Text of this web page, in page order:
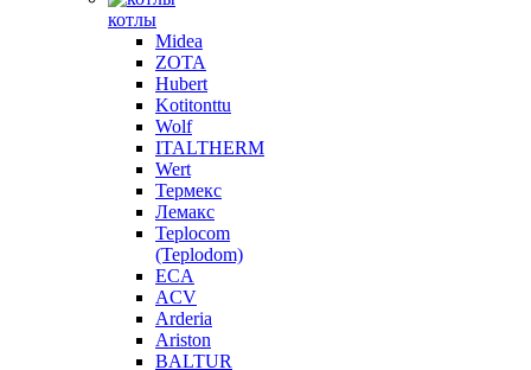
котлы
Midea
ZOTA
Hubert
Kotitonttu
Wolf
ITALTHERM
Wert
Термекс
Лемакс
Teplocom
(Teplodom)
ECA
ACV
Arderia
Ariston
BALTUR